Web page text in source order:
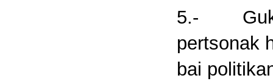
5.- Guk/
pertsonak
bai